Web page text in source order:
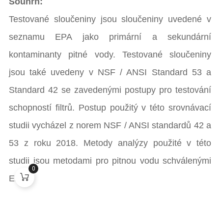
Testované sloučeniny jsou sloučeniny uvedené v
seznamu EPA jako primární a sekundární
kontaminanty pitné vody. Testované sloučeniny
jsou také uvedeny v NSF / ANSI Standard 53 a
Standard 42 se zavedenými postupy pro testování
schopností filtrů. Postup použitý v této srovnávací
studii vycházel z norem NSF / ANSI standardů 42 a
53 z roku 2018. Metody analýzy použité v této
studii jsou metodami pro pitnou vodu schválenými
EPA.
0